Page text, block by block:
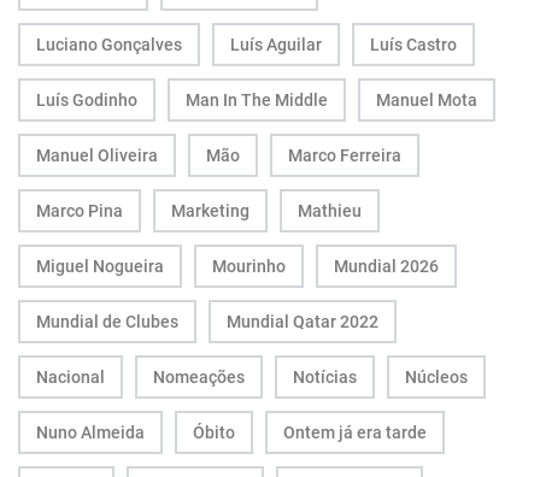
Luciano Gonçalves Luís Aguilar Luís Castro
Luís Godinho Man In The Middle Manuel Mota
Manuel Oliveira Mão Marco Ferreira
Marco Pina Marketing Mathieu
Miguel Nogueira Mourinho Mundial 2026
Mundial de Clubes Mundial Qatar 2022
Nacional Nomeações Notícias Núcleos
Nuno Almeida Óbito Ontem já era tarde